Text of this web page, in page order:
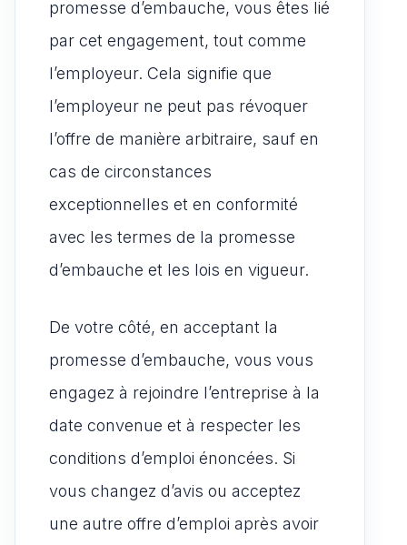
promesse d’embauche, vous êtes lié
par cet engagement, tout comme
l’employeur. Cela signifie que
l’employeur ne peut pas révoquer
l’offre de manière arbitraire, sauf en
cas de circonstances
exceptionnelles et en conformité
avec les termes de la promesse
d’embauche et les lois en vigueur.
De votre côté, en acceptant la
promesse d’embauche, vous vous
engagez à rejoindre l’entreprise à la
date convenue et à respecter les
conditions d’emploi énoncées. Si
vous changez d’avis ou acceptez
une autre offre d’emploi après avoir